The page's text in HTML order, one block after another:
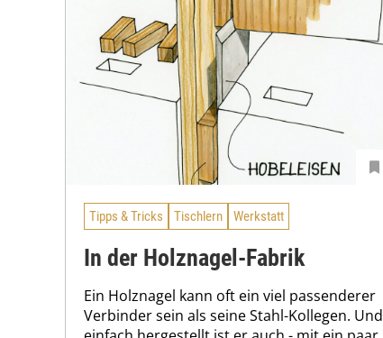
Tipps & Tricks Tischlern Werkstatt
In der Holznagel-Fabrik
Ein Holznagel kann oft ein viel passenderer
Verbinder sein als seine Stahl-Kollegen. Und